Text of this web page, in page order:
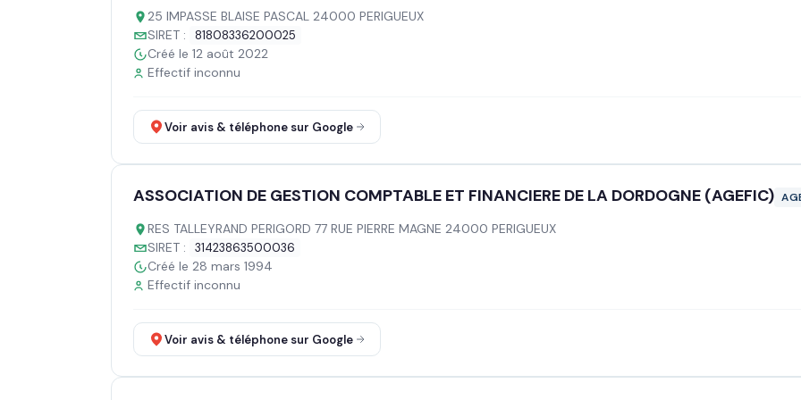
25 IMPASSE BLAISE PASCAL 24000 PERIGUEUX
SIRET :
81808336200025
Créé le 12 août 2022
Effectif inconnu
Voir avis & téléphone sur Google
ASSOCIATION DE GESTION COMPTABLE ET FINANCIERE DE LA DORDOGNE (AGEFIC)
RES TALLEYRAND PERIGORD 77 RUE PIERRE MAGNE 24000 PERIGUEUX
SIRET :
31423863500036
Créé le 28 mars 1994
Effectif inconnu
Voir avis & téléphone sur Google